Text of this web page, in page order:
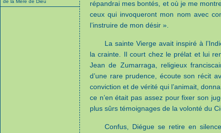
de la Mère de Dieu
répandrai mes bontés, et où je me
ceux qui invoqueront mon nom avec
l’instruire de mon désir ».
La sainte Vierge avait inspiré à
la crainte. Il court chez le prélat et lui
Jean de Zumarraga, religieux
d’une rare prudence, écoute son récit
conviction et de vérité qui l’animait,
ce n’en était pas assez pour fixer son
plus sûrs témoignages de la volonté du
Confus, Diégue se retire en